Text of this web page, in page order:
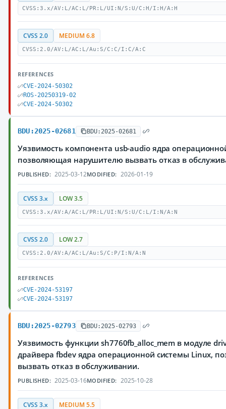
CVSS:3.x/AV:L/AC:L/PR:L/UI:N/S:U/C:H/I:H/A:H
CVSS 2.0 MEDIUM 6.8
CVSS:2.0/AV:L/AC:L/Au:S/C:C/I:C/A:C
REFERENCES
CVE-2024-50302
ROS-20250319-02
CVE-2024-50302
BDU:2025-02681 BDU:2025-02681
Уязвимость компонента usb-audio ядра
позволяющая нарушителю вызвать отказ в
PUBLISHED: 2025-03-12MODIFIED: 2026-01-19
CVSS 3.x LOW 3.5
CVSS:3.x/AV:A/AC:L/PR:L/UI:N/S:U/C:L/I:N/A:N
CVSS 2.0 LOW 2.7
CVSS:2.0/AV:A/AC:L/Au:S/C:P/I:N/A:N
REFERENCES
CVE-2024-53197
CVE-2024-53197
BDU:2025-02793 BDU:2025-02793
Уязвимость функции sh7760fb_alloc_mem в модуле
драйвера fbdev ядра операционной системы Linux,
вызвать отказ в обслуживании.
PUBLISHED: 2025-03-16MODIFIED: 2025-10-28
CVSS 3.x MEDIUM 5.5